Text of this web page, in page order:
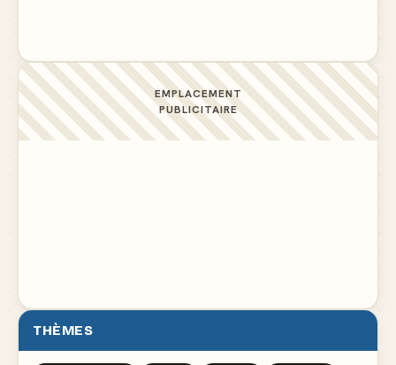
EMPLACEMENT
PUBLICITAIRE
THÈMES